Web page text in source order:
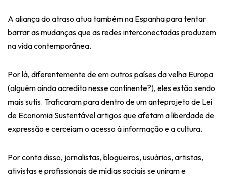
A aliança do atraso atua também na Espanha para tentar
barrar as mudanças que as redes interconectadas produzem
na vida contemporânea.
Por lá, diferentemente de em outros países da velha Europa
(alguém ainda acredita nesse continente?), eles estão sendo
mais sutis. Traficaram para dentro de um anteprojeto de Lei
de Economia Sustentável artigos que afetam a liberdade de
expressão e cerceiam o acesso à informação e a cultura.
Por conta disso, jornalistas, blogueiros, usuários, artistas,
ativistas e profissionais de mídias sociais se uniram e